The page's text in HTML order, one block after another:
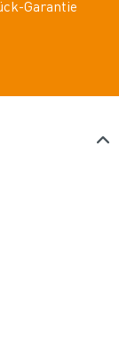
Garantie